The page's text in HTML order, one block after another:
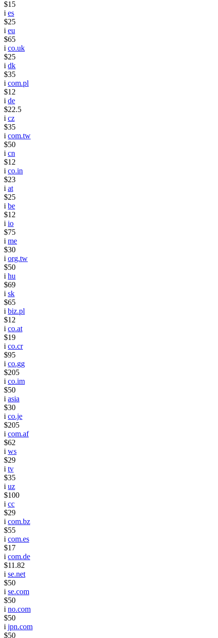
$15
i es
$25
i eu
$65
i co.uk
$25
i dk
$35
i com.pl
$12
i de
$22.5
i cz
$35
i com.tw
$50
i cn
$12
i co.in
$23
i at
$25
i be
$12
i io
$75
i me
$30
i org.tw
$50
i hu
$69
i sk
$65
i biz.pl
$12
i co.at
$19
i co.cr
$95
i co.gg
$205
i co.im
$50
i asia
$30
i co.je
$205
i com.af
$62
i ws
$29
i tv
$35
i uz
$100
i cc
$29
i com.bz
$55
i com.es
$17
i com.de
$11.82
i se.net
$50
i se.com
$50
i no.com
$50
i jpn.com
$50